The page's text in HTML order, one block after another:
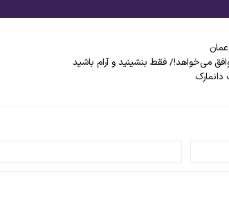
می‌خواهد!/ فقط بنشینید و آرام باشید
دانمارک